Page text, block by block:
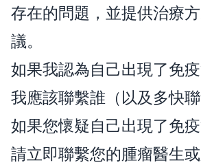
存在的問題，並提供治療
議。
如果我認為自己出現了免
我應該聯繫誰（以及多快
如果您懷疑自己出現了免
請立即聯繫您的腫瘤醫生